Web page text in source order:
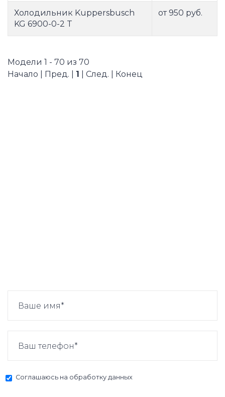
Холодильник Kuppersbusch
KG 6900-0-2 T
от 950 руб.
Модели 1 - 70 из 70
Начало | Пред. | 1 | След. | Конец
Соглашаюсь на обработку данных